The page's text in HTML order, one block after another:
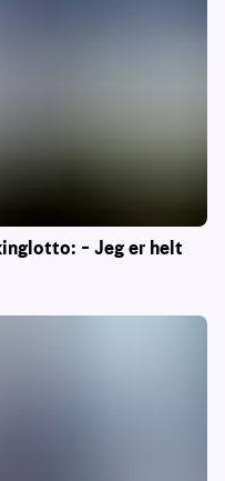
– Jeg er helt